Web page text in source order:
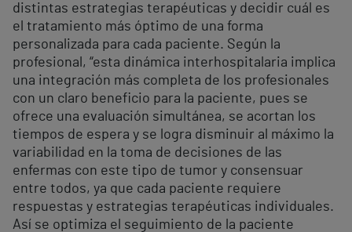
distintas estrategias terapéuticas y decidir cuál es
el tratamiento más óptimo de una forma
personalizada para cada paciente. Según la
profesional, “esta dinámica interhospitalaria implica
una integración más completa de los profesionales
con un claro beneficio para la paciente, pues se
ofrece una evaluación simultánea, se acortan los
tiempos de espera y se logra disminuir al máximo la
variabilidad en la toma de decisiones de las
enfermas con este tipo de tumor y consensuar
entre todos, ya que cada paciente requiere
respuestas y estrategias terapéuticas individuales.
Así se optimiza el seguimiento de la paciente